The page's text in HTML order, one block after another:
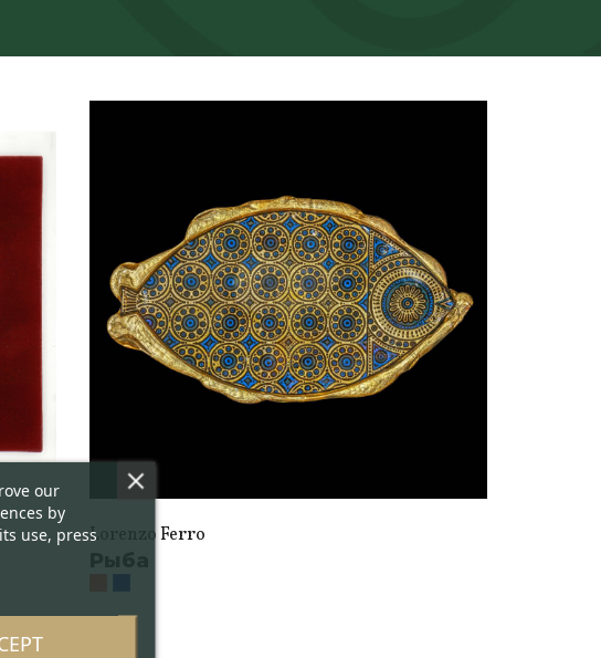
Lorenzo Ferro
our
by
use, press